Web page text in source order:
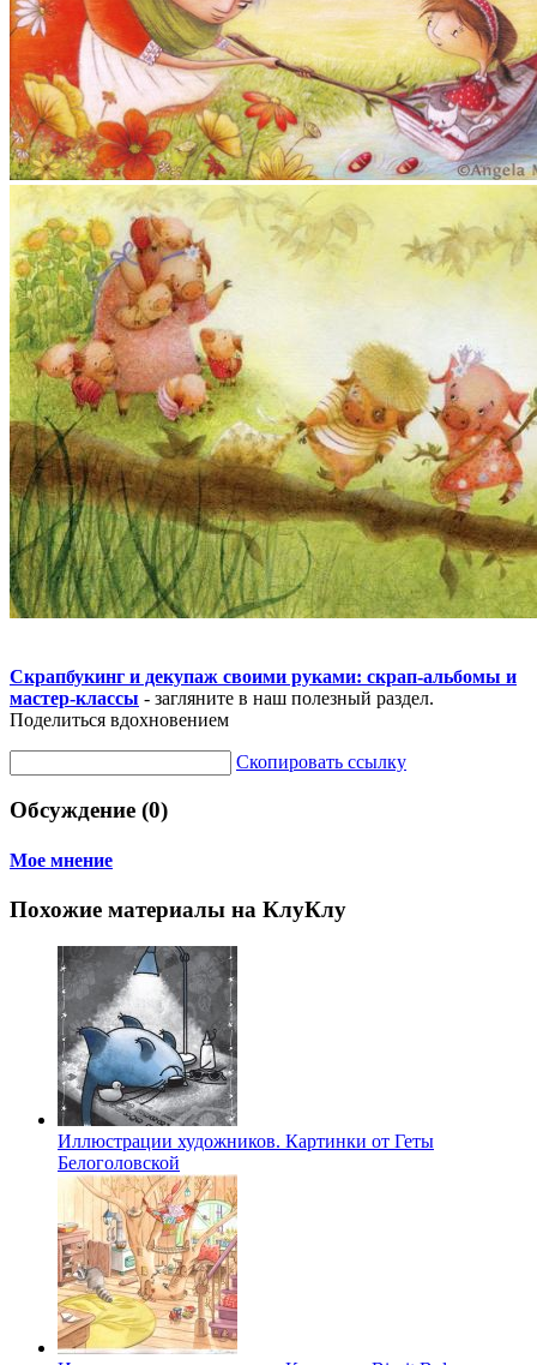
Скрапбукинг и декупаж своими руками: скрап-альбомы и
мастер-классы - загляните в наш полезный раздел.
Поделиться вдохновением
Скопировать ссылку
Обсуждение (0)
Мое мнение
Похожие материалы на КлуКлу
Иллюстрации художников. Картинки от Геты
Белоголовской